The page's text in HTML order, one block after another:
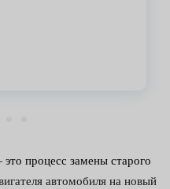
процесс замены старого
автомобиля на новый